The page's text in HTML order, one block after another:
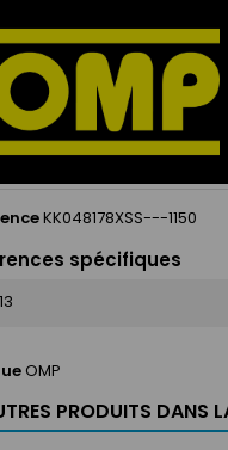
KK048178XSS---1150
spécifiques
OMP
PRODUITS DANS